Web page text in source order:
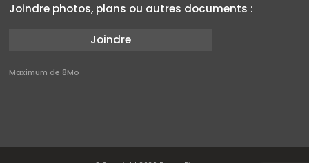
Joindre photos, plans ou autres documents :
Joindre
Maximum de 8Mo